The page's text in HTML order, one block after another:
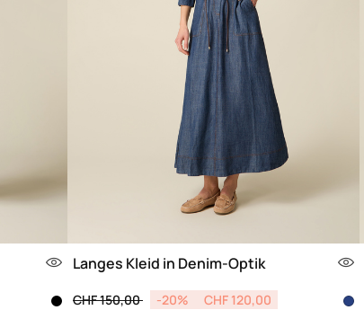
Langes Kleid in Denim-Optik
Price reduced from
CHF 150,00to-20% CHF 120,00